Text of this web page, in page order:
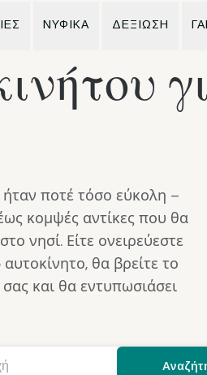
ΝΥΦΙΚΆ ΔΕΞΙΩΣΗ
ήταν ποτέ τόσο εύκολη –
κομψές αντίκες που θα
νησί. Είτε ονειρεύεστε
θα βρείτε το
και θα εντυπωσιάσει